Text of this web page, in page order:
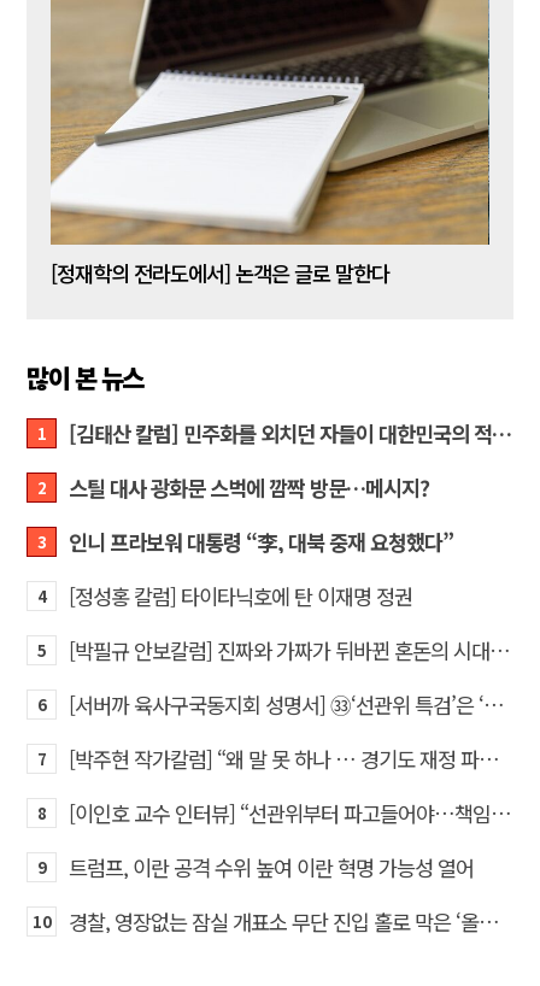
[정재학의 전라도에서] 논객은 글로 말한다
많이 본 뉴스
1 [김태산 칼럼] 민주화를 외치던 자들이 대한민국의 적이고 간첩이었다
2 스틸 대사 광화문 스벅에 깜짝 방문…메시지?
3 인니 프라보워 대통령 “李, 대북 중재 요청했다”
4 [정성홍 칼럼] 타이타닉호에 탄 이재명 정권
5 [박필규 안보칼럼] 진짜와 가짜가 뒤바뀐 혼돈의 시대, 안보 파탄은 막아야
6 [서버까 육사구국동지회 성명서] ㉝‘선관위 특검’은 ‘부정선거 특검’으로 명명하고 박주현 변호사를 ‘특검’으로 임명하라!
7 [박주현 작가칼럼] “왜 말 못 하나 … 경기도 재정 파탄의 진짜 원인을”
8 [이인호 교수 인터뷰] “선관위부터 파고들어야…책임자 직접 고발하라”
9 트럼프, 이란 공격 수위 높여 이란 혁명 가능성 열어
10 경찰, 영장없는 잠실 개표소 무단 진입 홀로 막은 ‘올다르크’ 불구속 송치